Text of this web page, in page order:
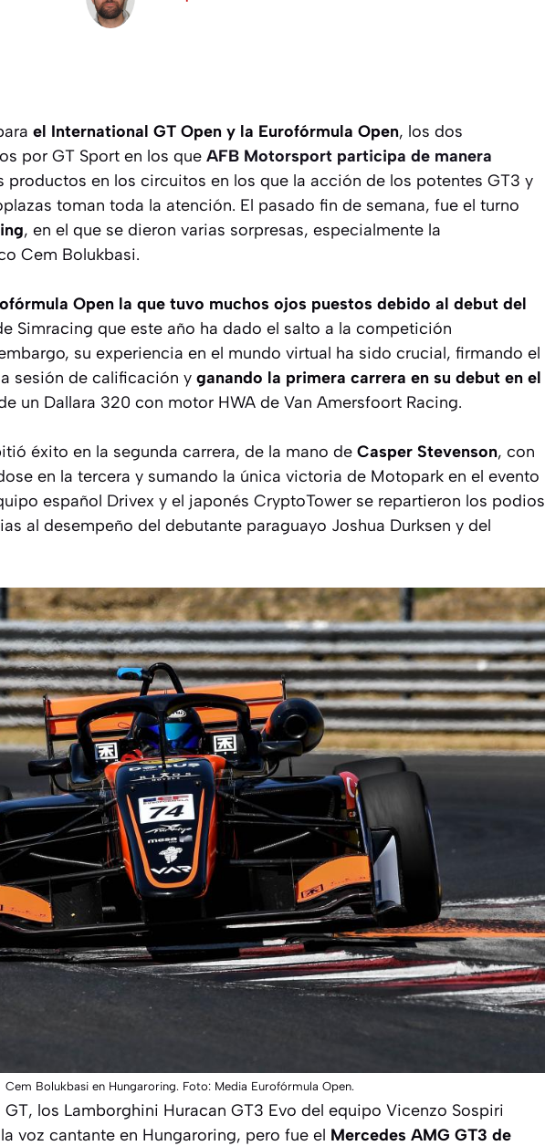
el International GT Open y la Eurofórmula Open, los dos
por GT Sport en los que AFB Motorsport participa de manera
productos en los circuitos en los que la acción de los potentes GT3 y
toman toda la atención. El pasado fin de semana, fue el turno
, en el que se dieron varias sorpresas, especialmente la
Cem Bolukbasi.
Open la que tuvo muchos ojos puestos debido al debut del
Simracing que este año ha dado el salto a la competición
su experiencia en el mundo virtual ha sido crucial, firmando el
sesión de calificación y ganando la primera carrera en su debut en el
un Dallara 320 con motor HWA de Van Amersfoort Racing.
éxito en la segunda carrera, de la mano de Casper Stevenson, con
en la tercera y sumando la única victoria de Motopark en el evento
español Drivex y el japonés CryptoTower se repartieron los podios
al desempeño del debutante paraguayo Joshua Durksen y del
Cem Bolukbasi en Hungaroring. Foto: Media Eurofórmula Open.
los Lamborghini Huracan GT3 Evo del equipo Vicenzo Sospiri
voz cantante en Hungaroring, pero fue el Mercedes AMG GT3 de